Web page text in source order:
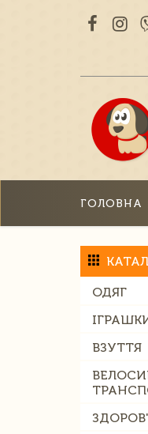
ГОЛОВНА
ОДЯГ
ВЗУТТЯ